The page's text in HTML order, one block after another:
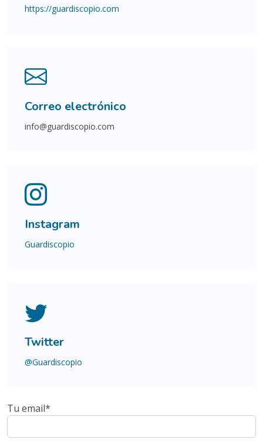
https://guardiscopio.com
Correo electrónico
info@guardiscopio.com
Instagram
Guardiscopio
Twitter
@Guardiscopio
Tu email*